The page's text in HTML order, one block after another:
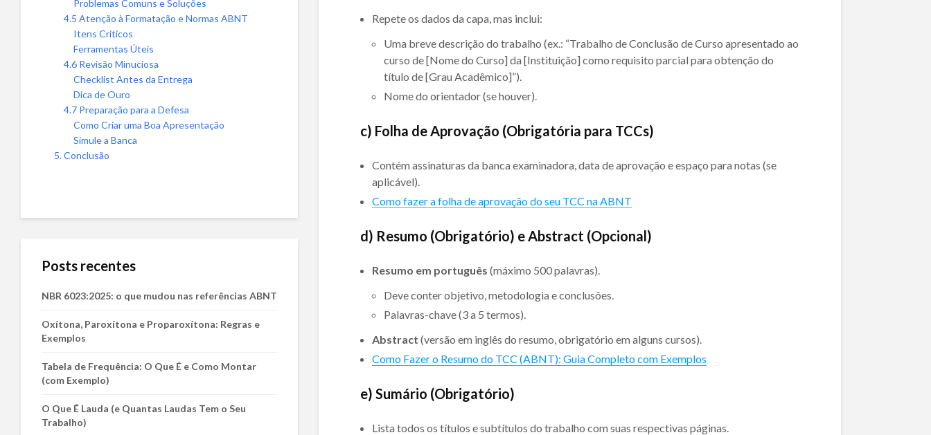
Repete os dados da capa, mas inclui:
Uma breve descrição do trabalho (ex.: “Trabalho de Conclusão de Curso apresentado ao
curso de [Nome do Curso] da [Instituição] como requisito parcial para obtenção do
título de [Grau Acadêmico]”).
Nome do orientador (se houver).
c) Folha de Aprovação (Obrigatória para TCCs)
Contém assinaturas da banca examinadora, data de aprovação e espaço para notas (se
aplicável).
Como fazer a folha de aprovação do seu TCC na ABNT
d) Resumo (Obrigatório) e Abstract (Opcional)
Resumo em português (máximo 500 palavras).
Deve conter objetivo, metodologia e conclusões.
Palavras-chave (3 a 5 termos).
Abstract (versão em inglês do resumo, obrigatório em alguns cursos).
Como Fazer o Resumo do TCC (ABNT): Guia Completo com Exemplos
e) Sumário (Obrigatório)
Lista todos os títulos e subtítulos do trabalho com suas respectivas páginas.
Problemas Comuns e Soluções
4.5 Atenção à Formatação e Normas ABNT
Itens Críticos
Ferramentas Úteis
4.6 Revisão Minuciosa
Checklist Antes da Entrega
Dica de Ouro
4.7 Preparação para a Defesa
Como Criar uma Boa Apresentação
Simule a Banca
5. Conclusão
Posts recentes
NBR 6023:2025: o que mudou nas referências ABNT
Oxítona, Paroxítona e Proparoxítona: Regras e
Exemplos
Tabela de Frequência: O Que É e Como Montar
(com Exemplo)
O Que É Lauda (e Quantas Laudas Tem o Seu
Trabalho)